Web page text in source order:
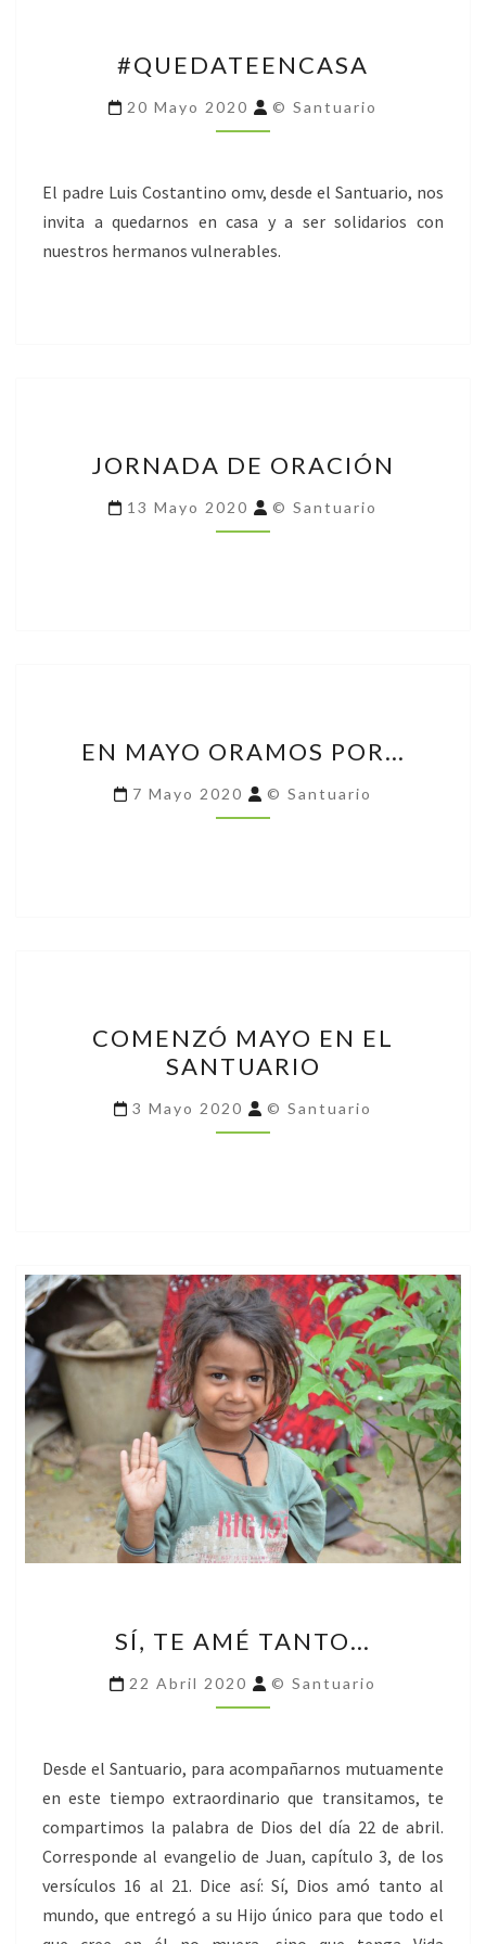
#QUEDATEENCASA
20 Mayo 2020 © Santuario
El padre Luis Costantino omv, desde el Santuario, nos
invita a quedarnos en casa y a ser solidarios con
nuestros hermanos vulnerables.
DE
ORACIÓN
JORNADA DE ORACIÓN
13 Mayo 2020 © Santuario
MAYO
ORAMOS
POR…
EN MAYO ORAMOS POR…
7 Mayo 2020 © Santuario
MAYO
EN
EL
SANTUARIO
COMENZÓ MAYO EN EL
SANTUARIO
3 Mayo 2020 © Santuario
TE
AMÉ
TANTO…
SÍ, TE AMÉ TANTO…
22 Abril 2020 © Santuario
Desde el Santuario, para acompañarnos mutuamente
en este tiempo extraordinario que transitamos, te
compartimos la palabra de Dios del día 22 de abril.
Corresponde al evangelio de Juan, capítulo 3, de los
versículos 16 al 21. Dice así: Sí, Dios amó tanto al
mundo, que entregó a su Hijo único para que todo el